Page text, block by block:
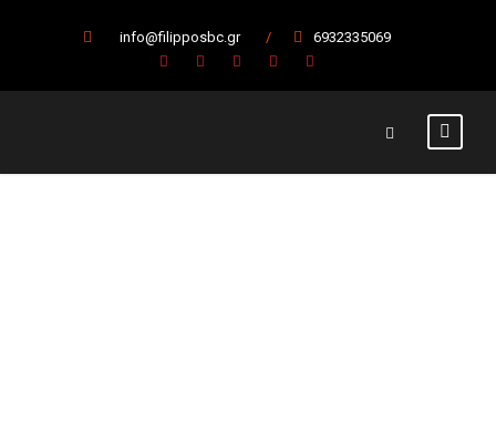
info@filipposbc.gr / 6932335069